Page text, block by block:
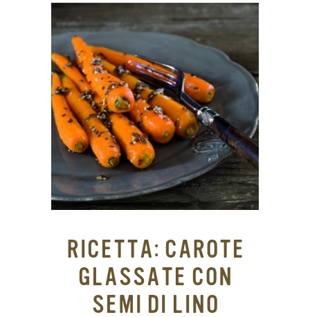
RICETTA: CAROTE
GLASSATE CON
SEMI DI LINO